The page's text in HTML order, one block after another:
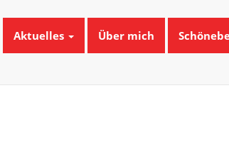
Aktuelles Über mich